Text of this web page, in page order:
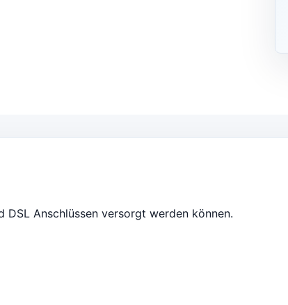
Anschlüssen versorgt werden können.